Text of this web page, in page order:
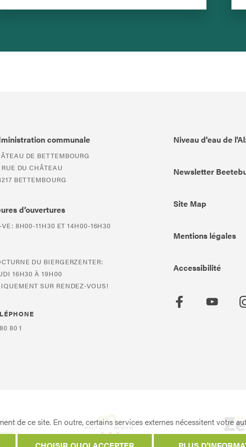
communale
DE BETTEMBOURG
RUE DU CHÂTEAU
BETTEMBOURG
d’ouvertures
VE: 8H00-11H30 ET 14H00-16H30
DU BIERGERZENTER:
16H30 À 19H00
SUR RENDEZ-VOUS!
80 1
Niveau d'eau de
Newsletter
Site Map
Mentions légales
Accessibilité
de ce site. En outre, certains services externes nécessitent votre